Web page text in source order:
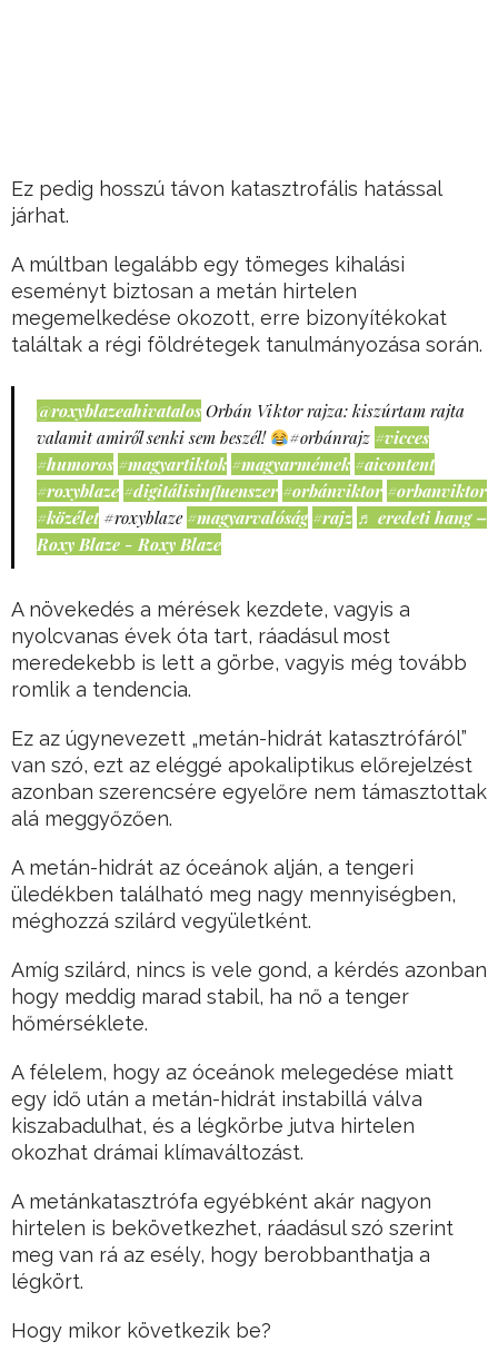
Ez pedig hosszú távon katasztrofális hatással
járhat.
A múltban legalább egy tömeges kihalási
eseményt biztosan a metán hirtelen
megemelkedése okozott, erre bizonyítékokat
találtak a régi földrétegek tanulmányozása során.
@roxyblazeahivatalos Orbán Viktor rajza: kiszúrtam rajta
valamit amiről senki sem beszél!
#orbánrajz #vicces
#humoros #magyartiktok #magyarmémek #aicontent
#roxyblaze #digitálisinfluenszer #orbánviktor #orbanviktor
#közélet #roxyblaze #magyarvalóság #rajz ♬ eredeti hang –
Roxy Blaze - Roxy Blaze
A növekedés a mérések kezdete, vagyis a
nyolcvanas évek óta tart, ráadásul most
meredekebb is lett a görbe, vagyis még tovább
romlik a tendencia.
Ez az úgynevezett „metán-hidrát katasztrófáról”
van szó, ezt az eléggé apokaliptikus előrejelzést
azonban szerencsére egyelőre nem támasztottak
alá meggyőzően.
A metán-hidrát az óceánok alján, a tengeri
üledékben található meg nagy mennyiségben,
méghozzá szilárd vegyületként.
Amíg szilárd, nincs is vele gond, a kérdés azonban
hogy meddig marad stabil, ha nő a tenger
hőmérséklete.
A félelem, hogy az óceánok melegedése miatt
egy idő után a metán-hidrát instabillá válva
kiszabadulhat, és a légkörbe jutva hirtelen
okozhat drámai klímaváltozást.
A metánkatasztrófa egyébként akár nagyon
hirtelen is bekövetkezhet, ráadásul szó szerint
meg van rá az esély, hogy berobbanthatja a
légkört.
Hogy mikor következik be?